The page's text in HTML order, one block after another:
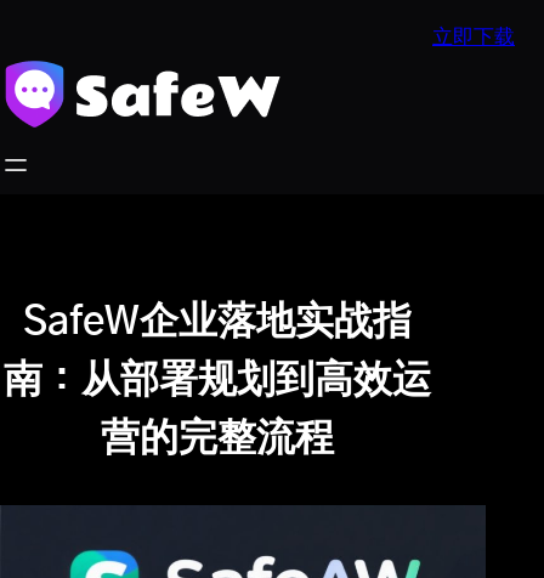
内
容
立即下载
SafeW企业落地实战指
南：从部署规划到高效运
营的完整流程